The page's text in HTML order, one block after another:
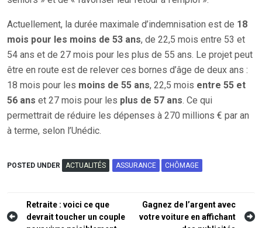
Actuellement, la durée maximale d’indemnisation est de 18
mois pour les moins de 53 ans, de 22,5 mois entre 53 et
54 ans et de 27 mois pour les plus de 55 ans. Le projet peut
être en route est de relever ces bornes d’âge de deux ans :
18 mois pour les moins de 55 ans, 22,5 mois entre 55 et
56 ans et 27 mois pour les plus de 57 ans. Ce qui
permettrait de réduire les dépenses à 270 millions € par an
à terme, selon l’Unédic.
POSTED UNDER ACTUALITÉS ASSURANCE CHÔMAGE
Navigation
Retraite : voici ce que
devrait toucher un couple
Gagnez de l’argent avec
votre voiture en affichant